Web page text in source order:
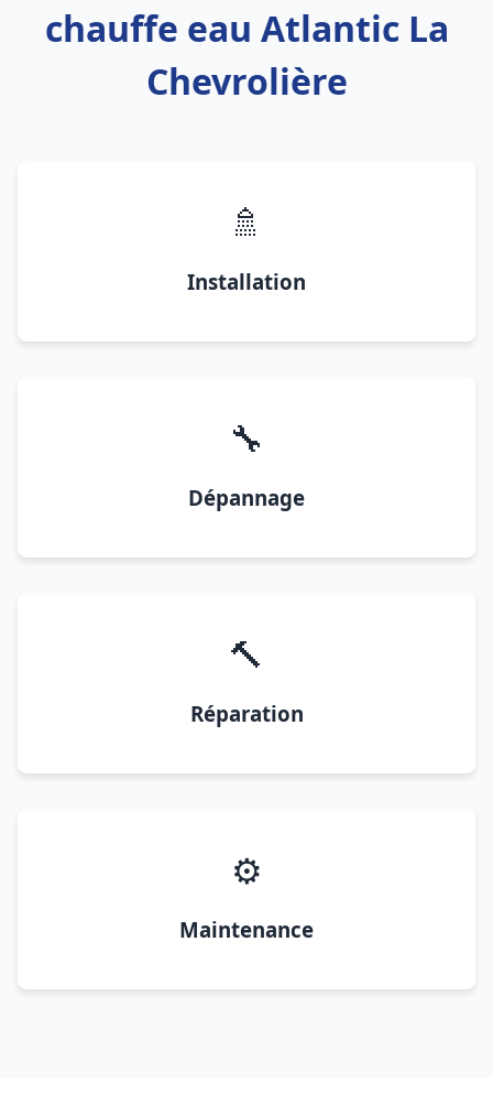
chauffe eau Atlantic La
Chevrolière
🚿
Installation
🔧
Dépannage
🔨
Réparation
⚙️
Maintenance